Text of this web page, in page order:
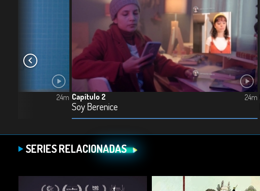
24m Capítulo 2
Soy Berenice
24m
SERIES RELACIONADAS